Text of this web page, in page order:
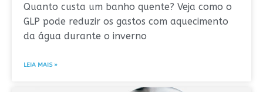
Quanto custa um banho quente? Veja como o
GLP pode reduzir os gastos com aquecimento
da água durante o inverno
LEIA MAIS »